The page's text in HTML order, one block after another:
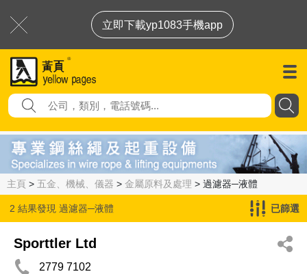
立即下載yp1083手機app
主頁 > 五金、機械、儀器 > 金屬原料及處理 > 過濾器─液體
2 結果發現 過濾器─液體 已篩選
Sporttler Ltd
2779 7102